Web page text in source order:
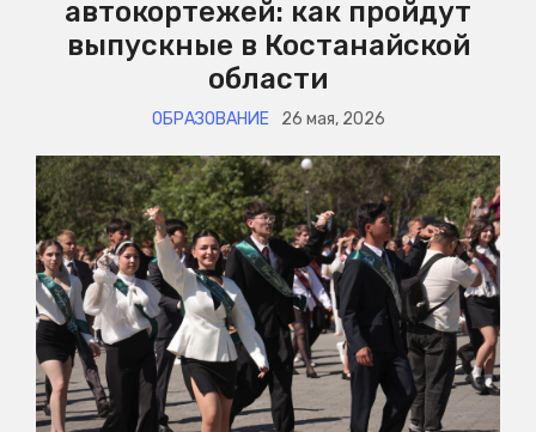
автокортежей: как пройдут
выпускные в Костанайской
области
ОБРАЗОВАНИЕ 26 мая, 2026